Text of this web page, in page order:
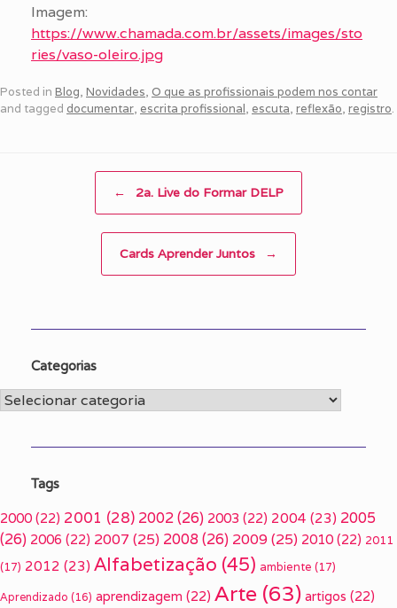
Imagem:
https://www.chamada.com.br/assets/images/sto
ries/vaso-oleiro.jpg
Posted in Blog, Novidades, O que as profissionais podem nos contar
and tagged documentar, escrita profissional, escuta, reflexão, registro.
← 2a. Live do Formar DELP
Cards Aprender Juntos →
Categorias
Categorias
Tags
2000 (22) 2001 (28) 2002(26) 2003 (22) 2004 (23) 2005
(26) 2006 (22) 2007 (25) 2008(26) 2009(25) 2010 (22) 2011
(17) 2012 (23) Alfabetização (45) ambiente (17)
Aprendizado (16) aprendizagem (22) Arte (63) artigos (22)